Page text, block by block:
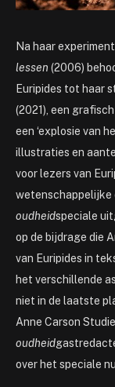
Na haar
lessen (2006)
Euripides tot haar
(2021), een grafisch
een ‘explosie van
illustraties en
voor lezers van
wetenschappelijke
oudheidspeciale
op de bijdrage die
van Euripides in
het verschillende
niet in de laatste
Anne Carson
oudheid
over het speciale